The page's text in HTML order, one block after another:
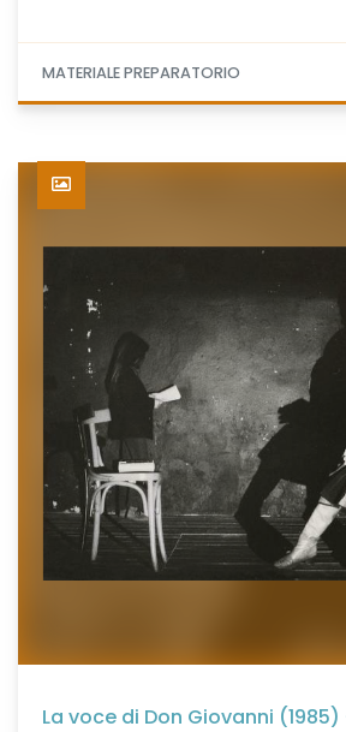
MATERIALE PREPARATORIO
La voce di Don Giovanni